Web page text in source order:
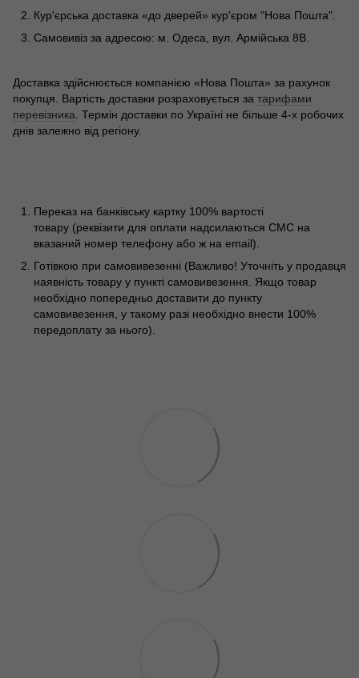
Кур'єрська доставка «до дверей» кур'єром "Нова Пошта".
Самовивіз за адресою: м. Одеса, вул. Армійська 8В.
Доставка здійснюється компанією «Нова Пошта» за рахунок
покупця. Вартість доставки розраховується за тарифами
перевізника . Термін доставки по Україні не більше 4-х робочих
днів залежно від регіону.
Переказ на банківську картку 100% вартості
товару (реквізити для оплати надсилаються СМС на
вказаний номер телефону або ж на email).
Готівкою при самовивезенні (Важливо! Уточніть у продавця
наявність товару у пункті самовивезення. Якщо товар
необхідно попередньо доставити до пункту
самовивезення, у такому разі необхідно внести 100%
передоплату за нього).